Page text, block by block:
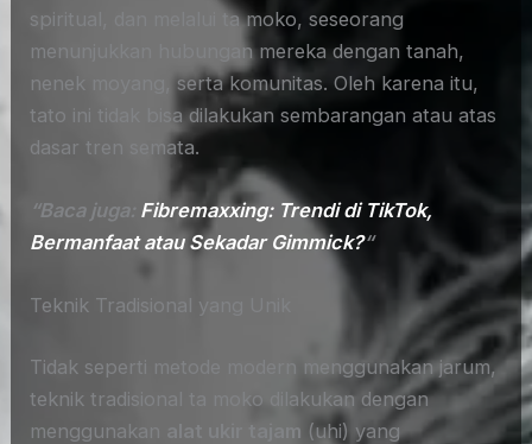
spiritual, dan melalui ta moko, seseorang
menunjukkan hubungan mereka dengan tanah,
nenek moyang, serta komunitas. Oleh karena itu,
tato ini tidak bisa dilakukan sembarangan atau atas
dasar tren semata.
“Baca juga: Fibremaxxing: Trendi di TikTok,
Bermanfaat atau Sekadar Gimmick?“
Teknik Tradisional yang Unik
Tidak seperti metode modern menggunakan jarum,
teknik tradisional ta moko dilakukan dengan
menggunakan alat ukir tajam (uhi) yang